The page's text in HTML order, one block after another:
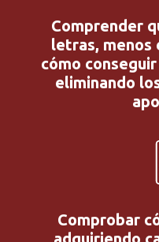
Comprender
letras, menos
cómo
eliminando
Comprobar